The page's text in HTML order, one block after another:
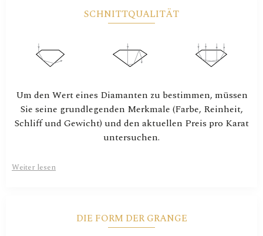
SCHNITTQUALITÄT
Um den Wert eines Diamanten zu bestimmen, müssen
Sie seine grundlegenden Merkmale (Farbe, Reinheit,
Schliff und Gewicht) und den aktuellen Preis pro Karat
untersuchen.
Weiter lesen
DIE FORM DER GRANGE